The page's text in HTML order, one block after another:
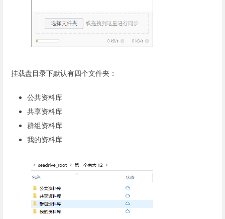
挂载盘目录下默认有四个文件夹：
公共资料库
共享资料库
群组资料库
我的资料库